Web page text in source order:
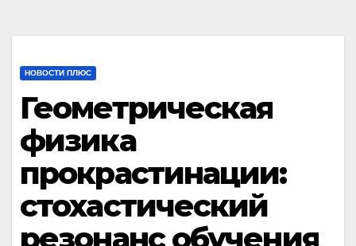
НОВОСТИ ПЛЮС
Геометрическая
физика
прокрастинации:
стохастический
резонанс обучения